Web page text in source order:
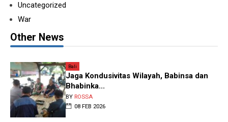
Uncategorized
War
Other News
Bali
Jaga Kondusivitas Wilayah, Babinsa dan
Bhabinka...
BY ROSSA
08 FEB 2026